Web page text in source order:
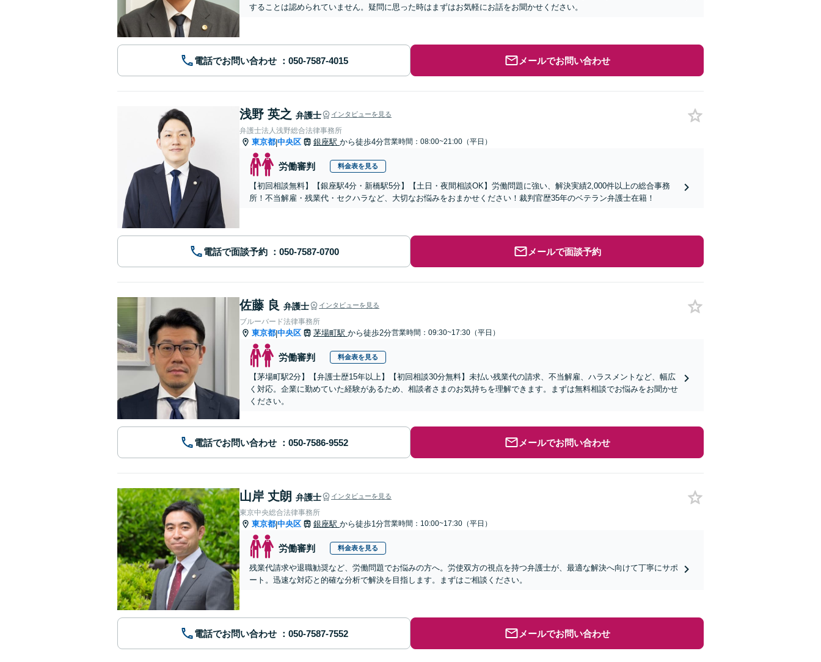
することは認められていません。疑問に思った時はまずはお気軽にお話をお聞かせください。
電話でお問い合わせ メールでお問い合わせ
浅野 英之 弁護士 インタビューを見る
弁護士法人浅野総合法律事務所
東京都|中央区 銀座駅 から徒歩4分営業時間：08:00~21:00（平日）
労働審判 料金表を見る
【初回相談無料】【銀座駅4分・新橋駅5分】【土日・夜間相談OK】労働問題に強い、解決実績2,000件以上の総合事務
所！不当解雇・残業代・セクハラなど、大切なお悩みをおまかせください！裁判官歴35年のベテラン弁護士在籍！
電話で面談予約 メールで面談予約
佐藤 良 弁護士 インタビューを見る
ブルーバード法律事務所
東京都|中央区 茅場町駅 から徒歩2分営業時間：09:30~17:30（平日）
労働審判 料金表を見る
【茅場町駅2分】【弁護士歴15年以上】【初回相談30分無料】未払い残業代の請求、不当解雇、ハラスメントなど、幅広
く対応。企業に勤めていた経験があるため、相談者さまのお気持ちを理解できます。まずは無料相談でお悩みをお聞かせ
ください。
電話でお問い合わせ メールでお問い合わせ
山岸 丈朗 弁護士 インタビューを見る
東京中央総合法律事務所
東京都|中央区 銀座駅 から徒歩1分営業時間：10:00~17:30（平日）
労働審判 料金表を見る
残業代請求や退職勧奨など、労働問題でお悩みの方へ。労使双方の視点を持つ弁護士が、最適な解決へ向けて丁寧にサポ
ート。迅速な対応と的確な分析で解決を目指します。まずはご相談ください。
電話でお問い合わせ メールでお問い合わせ